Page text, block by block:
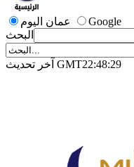
عمان اليوم
Google
البحث
آخر تحديث GMT22:48:29